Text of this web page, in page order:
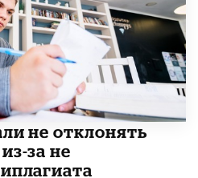
не отклонять
за не